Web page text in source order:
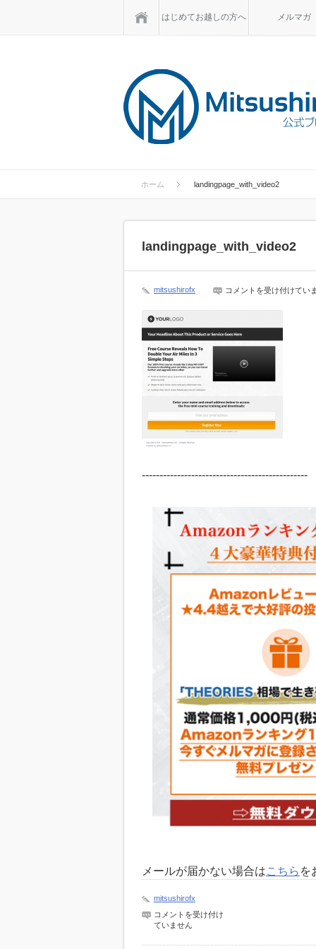
はじめてお越しの方へ メルマガ
ホーム landingpage_with_video2
landingpage_with_video2
mitsushirofx
landingpage_with_video2
コメントを受け付けてい
-----------------------------------------------
メールが届かない場合はこちら を
mitsushirofx
landingpage_with_video2
は
コメントを受け付け
ていません